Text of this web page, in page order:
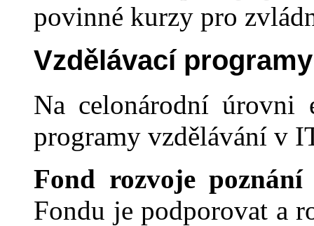
povinné kurzy pro
Vzdělávací
Na celonárodní úrovni
programy vzdělávání v
Fond rozvoje poznání
Fondu je podporovat a